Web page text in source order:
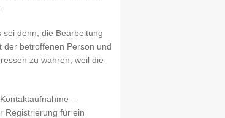
denn, die Bearbeitung
der betroffenen Person und
zu wahren, weil die
–
Registrierung für ein